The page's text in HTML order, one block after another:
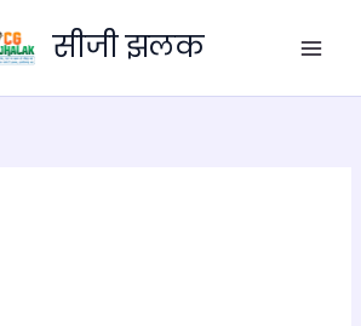
सीजी झलक